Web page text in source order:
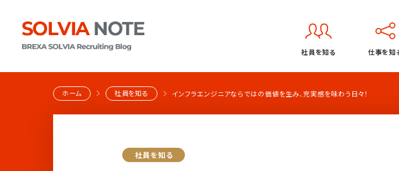
社員を知る 仕事を知
ホーム 社員を知る インフラエンジニアならではの価値を生み、充実感を味わう日々！
社員を知る